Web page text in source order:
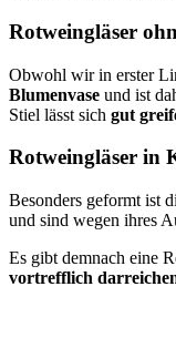
Rotweingläser
Obwohl wir in erster
Blumenvase und ist
Stiel lässt sich gut
Rotweingläser in
Besonders geformt ist
und sind wegen ihres
Es gibt demnach eine
vortrefflich